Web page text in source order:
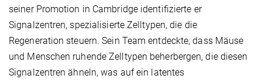
seiner Promotion in Cambridge identifizierte er
Signalzentren, spezialisierte Zelltypen, die die
Regeneration steuern. Sein Team entdeckte, dass Mäuse
und Menschen ruhende Zelltypen beherbergen, die diesen
Signalzentren ähneln, was auf ein latentes